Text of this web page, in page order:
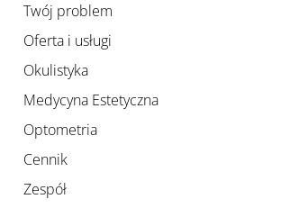
Twój problem
Oferta i usługi
Okulistyka
Medycyna Estetyczna
Optometria
Cennik
Zespół